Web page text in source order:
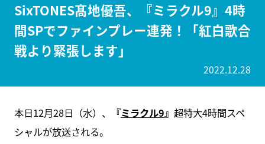
SixTONES髙地優吾、『ミラクル9』4時
間SPでファインプレー連発！「紅白歌合
戦より緊張します」
2022.12.28
本日12月28日（水）、 『ミラクル9』 超特大4時間スペ
シャルが放送される。